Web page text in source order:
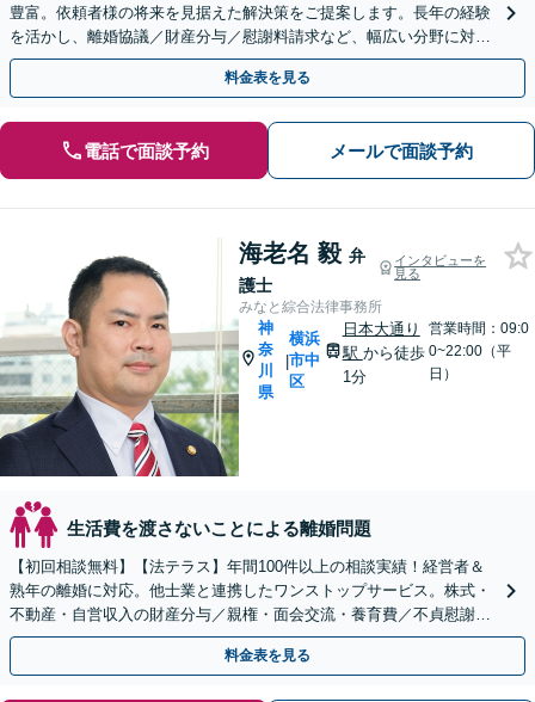
豊富。依頼者様の将来を見据えた解決策をご提案します。長年の経験
を活かし、離婚協議／財産分与／慰謝料請求など、幅広い分野に対
応。【Web相談可】
料金表を見る
電話で面談予約 メールで面談予約
海老名 毅 弁
護士
インタビューを
見る
みなと綜合法律事務所
神
奈
川
県
|
横浜
市中
区
日本大通り
駅 から徒歩
1分
営業時間：09:0
0~22:00（平
日）
生活費を渡さないことによる離婚問題
【初回相談無料】【法テラス】年間100件以上の相談実績！経営者＆
熟年の離婚に対応。他士業と連携したワンストップサービス。株式・
不動産・自営収入の財産分与／親権・面会交流・養育費／不貞慰謝料
などの解決へ尽力【子連れ相談】【日本大通り駅2分】
料金表を見る